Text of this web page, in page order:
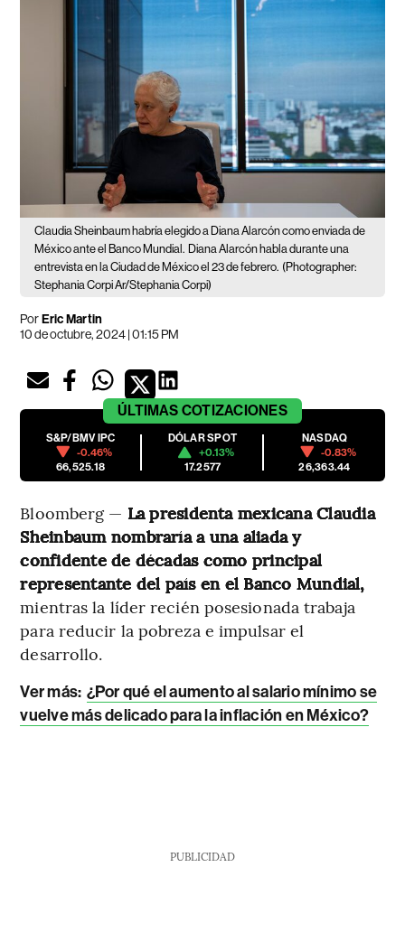
Claudia Sheinbaum habría elegido a Diana Alarcón como enviada de
México ante el Banco Mundial. Diana Alarcón habla durante una
entrevista en la Ciudad de México el 23 de febrero. (Photographer:
Stephania Corpi Ar/Stephania Corpi)
PorEric Martin
10 de octubre, 2024 | 01:15 PM
ÚLTIMAS COTIZACIONES
S&P/BMV IPC
-0.46%
66,525.18
DÓLAR SPOT
+0.13%
17.2577
NASDAQ
-0.83%
26,363.44
Bloomberg — La presidenta mexicana Claudia
Sheinbaum nombraría a una aliada y
confidente de décadas como principal
representante del país en el Banco Mundial,
mientras la líder recién posesionada trabaja
para reducir la pobreza e impulsar el
desarrollo.
Ver más: ¿Por qué el aumento al salario mínimo se
vuelve más delicado para la inflación en México?
PUBLICIDAD